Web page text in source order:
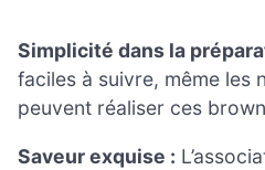
Simplicité dans la
faciles à suivre, même les
peuvent réaliser ces
Saveur exquise :